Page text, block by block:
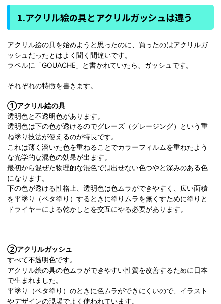
1.アクリル絵の具とアクリルガッシュは違う
アクリル絵の具を始めようと思ったのに、買ったのはアクリルガ
ッシュだったとはよく聞く間違いです。
ラベルに「GOUACHE」と書かれていたら、ガッシュです。
それぞれの特徴を書きます。
①アクリル絵の具
透明色と不透明色があります。
透明色は下の色が透けるのでグレーズ（グレージング）という重
ね塗り技法が使えるのが特長です。
これは薄く溶いた色を重ねることでカラーフィルムを重ねたよう
な光学的な混色の効果が出ます。
最初から混ぜた物理的な混色では出せない色つやと深みのある色
になります。
下の色が透ける性格上、透明色は色ムラができやすく、広い面積
を平塗り（ベタ塗り）するときに塗りムラを無くすために塗りと
ドライヤーによる乾かしとを交互にやる必要があります。
②アクリルガッシュ
すべて不透明色です。
アクリル絵の具の色ムラができやすい性質を改善するために日本
で生まれました。
平塗り（ベタ塗り）のときに色ムラができにくいので、イラスト
やデザインの現場でよく使われています。